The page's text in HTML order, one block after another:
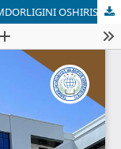
SANOAT KORXONALARIDA MEHNAT UNUMDORLIGINI OSHIRISHDA INNOVATSION VA RAQAMLI TEXNOLOGIYALARNING ROLI